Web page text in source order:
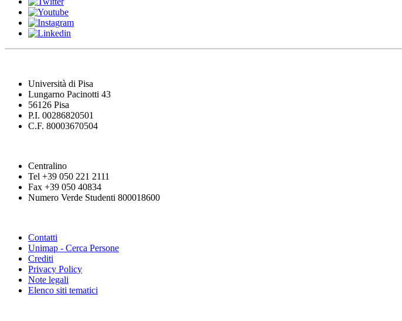
Università di Pisa
Lungarno Pacinotti 43
56126 Pisa
P.I. 00286820501
C.F. 80003670504
Centralino
Tel +39 050 221 2111
Fax +39 050 40834
Numero Verde Studenti 800018600
Contatti
Unimap - Cerca Persone
Crediti
Privacy Policy
Note legali
Elenco siti tematici